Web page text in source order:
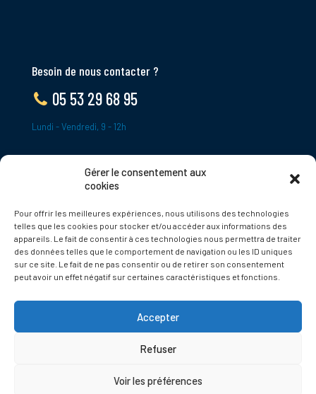
Gérer le consentement aux
cookies
Pour offrir les meilleures expériences, nous utilisons des technologies
telles que les cookies pour stocker et/ou accéder aux informations des
appareils. Le fait de consentir à ces technologies nous permettra de traiter
des données telles que le comportement de navigation ou les ID uniques
sur ce site. Le fait de ne pas consentir ou de retirer son consentement
peut avoir un effet négatif sur certaines caractéristiques et fonctions.
Accepter
Refuser
Voir les préférences
Besoin de nous contacter ?
05 53 29 68 95
Lundi - Vendredi, 9 - 12h
24620 Tamniès
France
Politique de cookies
© 2025 Tamnies.fr